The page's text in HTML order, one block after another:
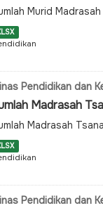
Murid
Pendidikan dan
Madrasah
Madrasah
Pendidikan dan